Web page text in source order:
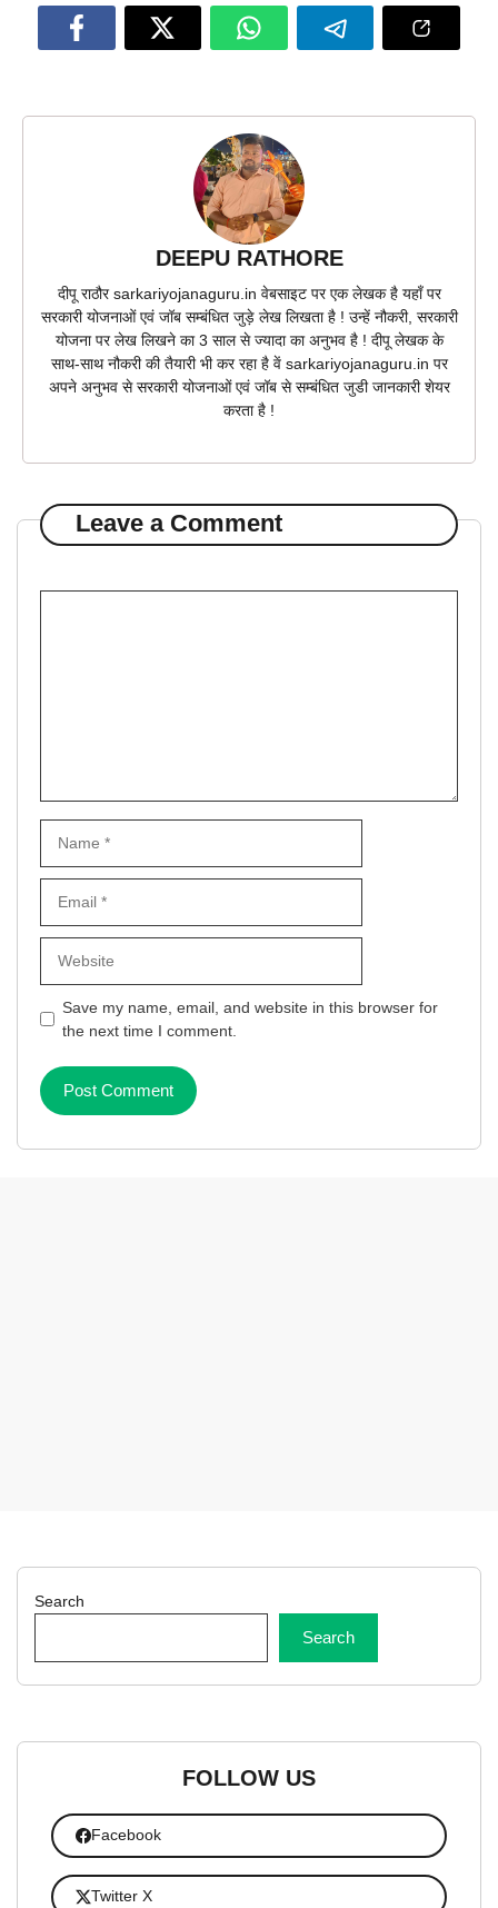
DEEPU RATHORE
दीपू राठौर sarkariyojanaguru.in वेबसाइट पर एक लेखक है यहाँ पर
सरकारी योजनाओं एवं जॉब सम्बंधित जुड़े लेख लिखता है ! उन्हें नौकरी, सरकारी
योजना पर लेख लिखने का 3 साल से ज्यादा का अनुभव है ! दीपू लेखक के
साथ-साथ नौकरी की तैयारी भी कर रहा है वें sarkariyojanaguru.in पर
अपने अनुभव से सरकारी योजनाओं एवं जॉब से सम्बंधित जुडी जानकारी शेयर
करता है !
Leave a Comment
Save my name, email, and website in this browser for
the next time I comment.
Search
Search
FOLLOW US
Facebook
Twitter X